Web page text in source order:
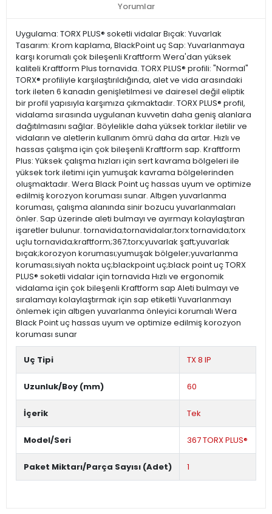
Yorumlar
Uygulama: TORX PLUS® soketli vidalar Bıçak: Yuvarlak
Tasarım: Krom kaplama, BlackPoint uç Sap: Yuvarlanmaya
karşı korumalı çok bileşenli Kraftform Wera'dan yüksek
kaliteli Kraftform Plus tornavida. TORX PLUS® profili: "Normal"
TORX® profiliyle karşılaştırıldığında, alet ve vida arasındaki
tork ileten 6 kanadın genişletilmesi ve dairesel değil eliptik
bir profil yapısıyla karşımıza çıkmaktadır. TORX PLUS® profil,
vidalama sırasında uygulanan kuvvetin daha geniş alanlara
dağıtılmasını sağlar. Böylelikle daha yüksek torklar iletilir ve
vidaların ve aletlerin kullanım ömrü daha da artar. Hızlı ve
hassas çalışma için çok bileşenli Kraftform sap. Kraftform
Plus: Yüksek çalışma hızları için sert kavrama bölgeleri ile
yüksek tork iletimi için yumuşak kavrama bölgelerinden
oluşmaktadır. Wera Black Point uç hassas uyum ve optimize
edilmiş korozyon koruması sunar. Altıgen yuvarlanma
koruması, çalışma alanında sinir bozucu yuvarlanmaları
önler. Sap üzerinde aleti bulmayı ve ayırmayı kolaylaştıran
işaretler bulunur. tornavida;tornavidalar;torx tornavida;torx
uçlu tornavida;kraftform;367;torx;yuvarlak şaft;yuvarlak
bıçak;korozyon koruması;yumuşak bölgeler;yuvarlanma
koruması;siyah nokta uç;blackpoint uç;black point uç TORX
PLUS® soketli vidalar için tornavida Hızlı ve ergonomik
vidalama için çok bileşenli Kraftform sap Aleti bulmayı ve
sıralamayı kolaylaştırmak için sap etiketli Yuvarlanmayı
önlemek için altıgen yuvarlanma önleyici korumalı Wera
Black Point uç hassas uyum ve optimize edilmiş korozyon
koruması sunar
Uç Tipi TX 8 IP
Uzunluk/Boy (mm) 60
İçerik Tek
Model/Seri 367 TORX PLUS®
Paket Miktarı/Parça Sayısı (Adet) 1